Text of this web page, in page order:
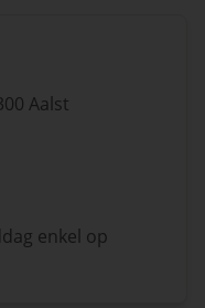
Aalst
enkel op